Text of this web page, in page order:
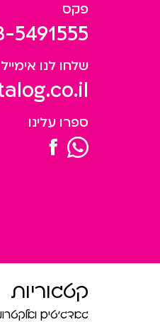
פקס
5491555
שלחו לנו אימייל
ספרו עלינו
קטגוריות
גאדג’טים